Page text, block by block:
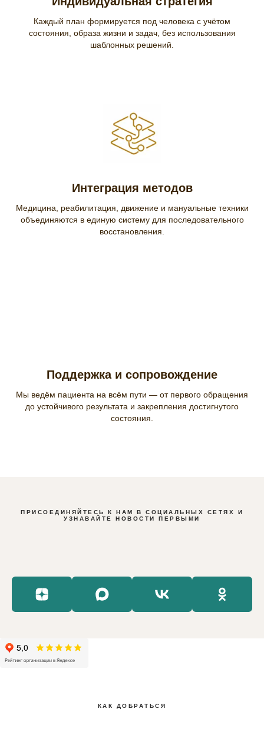
Каждый план формируется под человека с учётом
состояния, образа жизни и задач, без использования
шаблонных решений.
Интеграция методов
Медицина, реабилитация, движение и мануальные техники
объединяются в единую систему для последовательного
восстановления.
Поддержка и сопровождение
Мы ведём пациента на всём пути — от первого обращения
до устойчивого результата и закрепления достигнутого
состояния.
ПРИСОЕДИНЯЙТЕСЬ К НАМ В СОЦИАЛЬНЫХ СЕТЯХ И
УЗНАВАЙТЕ НОВОСТИ ПЕРВЫМИ
КАК ДОБРАТЬСЯ